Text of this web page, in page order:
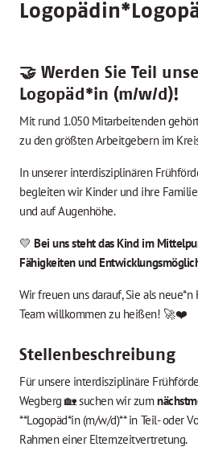
Logopädin*
🤝 Werden Sie Teil
Logopäd*in (m/w/d)!
Mit rund 1.050 Mitarbeitenden
zu den größten Arbeitgebern im
In unserer interdisziplinären
begleiten wir Kinder und ihre
und auf Augenhöhe.
💛 Bei uns steht das Kind im
Fähigkeiten und
Wir freuen uns darauf, Sie als
Team willkommen zu heißen! 🚀❤️
Stellenbeschreibung
Für unsere interdisziplinäre
Wegberg 🏡 suchen wir zum
**Logopäd*in (m/w/d)** in Teil- oder
Rahmen einer Elternzeitvertretung.